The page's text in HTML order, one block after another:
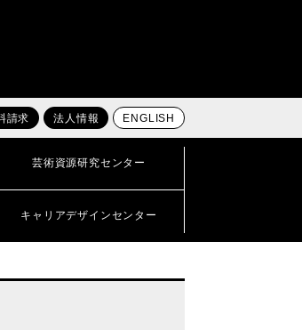
請求 法人情報 ENGLISH
芸術資源研究センター
キャリアデザインセンター